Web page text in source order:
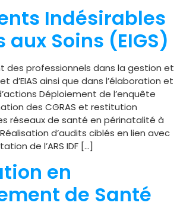
Indésirables
Soins (EIGS)
des professionnels dans la gestion et
d’EIAS ainsi que dans l’élaboration et
Déploiement de l’enquête
des CGRAS et restitution
réseaux de santé en périnatalité à
Réalisation d’audits ciblés en lien avec
de l’ARS IDF […]
en
de Santé